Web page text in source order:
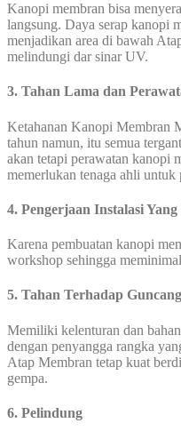
Kanopi membran bisa
langsung. Daya serap kanopi
menjadikan area di bawah
melindungi dar sinar UV.
3. Tahan Lama dan
Ketahanan Kanopi Membran
tahun namun, itu semua
akan tetapi perawatan kanopi
memerlukan tenaga ahli untuk
4. Pengerjaan Instalasi
Karena pembuatan kanopi
workshop sehingga
5. Tahan Terhadap
Memiliki kelenturan dan
dengan penyangga rangka
Atap Membran tetap kuat
gempa.
6. Pelindung